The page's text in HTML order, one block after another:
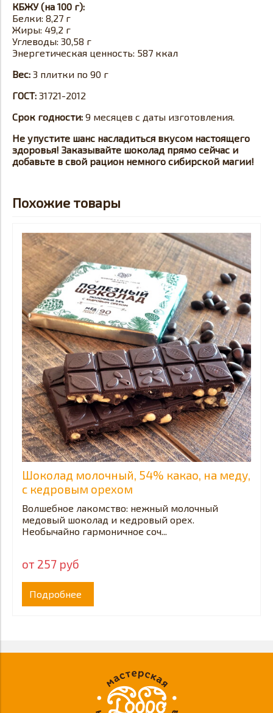
КБЖУ (на 100 г):
Белки: 8,27 г
Жиры: 49,2 г
Углеводы: 30,58 г
Энергетическая ценность: 587 ккал
Вес: 3 плитки по 90 г
ГОСТ: 31721-2012
Срок годности: 9 месяцев с даты изготовления.
Не упустите шанс насладиться вкусом настоящего
здоровья! Заказывайте шоколад прямо сейчас и
добавьте в свой рацион немного сибирской магии!
Похожие товары
Шоколад молочный, 54% какао, на меду,
с кедровым орехом
Волшебное лакомство: нежный молочный
медовый шоколад и кедровый орех.
Необычайно гармоничное соч...
от 257 руб
Подробнее